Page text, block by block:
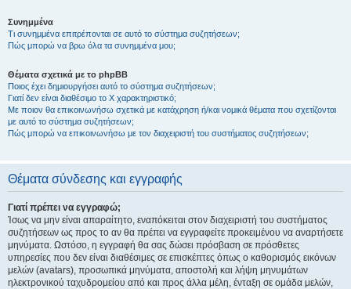
Συνημμένα
Τι συνημμένα επιτρέπονται σε αυτό το σύστημα συζητήσεων;
Πώς μπορώ να βρω όλα τα συνημμένα μου;
Θέματα σχετικά με το phpBB
Ποιος έχει δημιουργήσει αυτό το σύστημα συζητήσεων;
Γιατί δεν είναι διαθέσιμο το Χ χαρακτηριστικό;
Με ποιον θα επικοινωνήσω σχετικά με κατάχρηση ή/και νομικά θέματα που σχετίζονται
με αυτό το σύστημα συζητήσεων;
Πώς μπορώ να επικοινωνήσω με τον διαχειριστή του συστήματος συζητήσεων;
Θέματα σύνδεσης και εγγραφής
Γιατί πρέπει να εγγραφώ;
Ίσως να μην είναι απαραίτητο, εναπόκειται στον διαχειριστή του συστήματος
συζητήσεων ως προς το αν θα πρέπει να εγγραφείτε προκειμένου να αναρτήσετε
μηνύματα. Ωστόσο, η εγγραφή θα σας δώσει πρόσβαση σε πρόσθετες
υπηρεσίες που δεν είναι διαθέσιμες σε επισκέπτες όπως ο καθορισμός εικόνων
μελών (avatars), προσωπικά μηνύματα, αποστολή και λήψη μηνυμάτων
ηλεκτρονικού ταχυδρομείου από και προς άλλα μέλη, ένταξη σε ομάδα μελών,